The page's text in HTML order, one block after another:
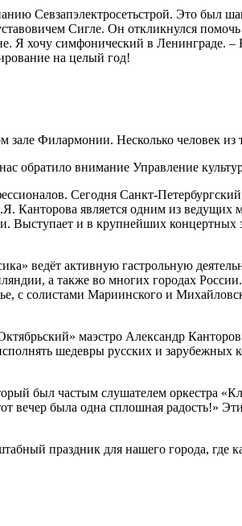
Севзапэлектросетьстрой. Это был
Сигле. Он откликнулся
Я хочу симфонический в
на целый год!
Филармонии. Несколько человек из
обратило внимание Управление
Сегодня Санкт-
Канторова является одним из
Выступает и в крупнейших
ведёт активную гастрольную
а также во многих городах
с солистами Мариинского и
маэстро Александр
шедевры русских и зарубежных
был частым слушателем оркестра
была одна сплошная радость!»
праздник для нашего города, где